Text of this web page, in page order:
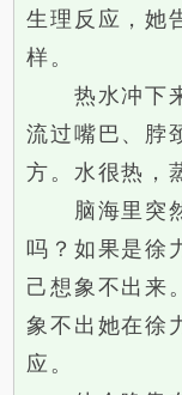
生理反应，她
样。
热水冲下来
流过嘴巴、脖
方。水很热，
脑海里突然
吗？如果是徐
己想象不出来
象不出她在徐
应。